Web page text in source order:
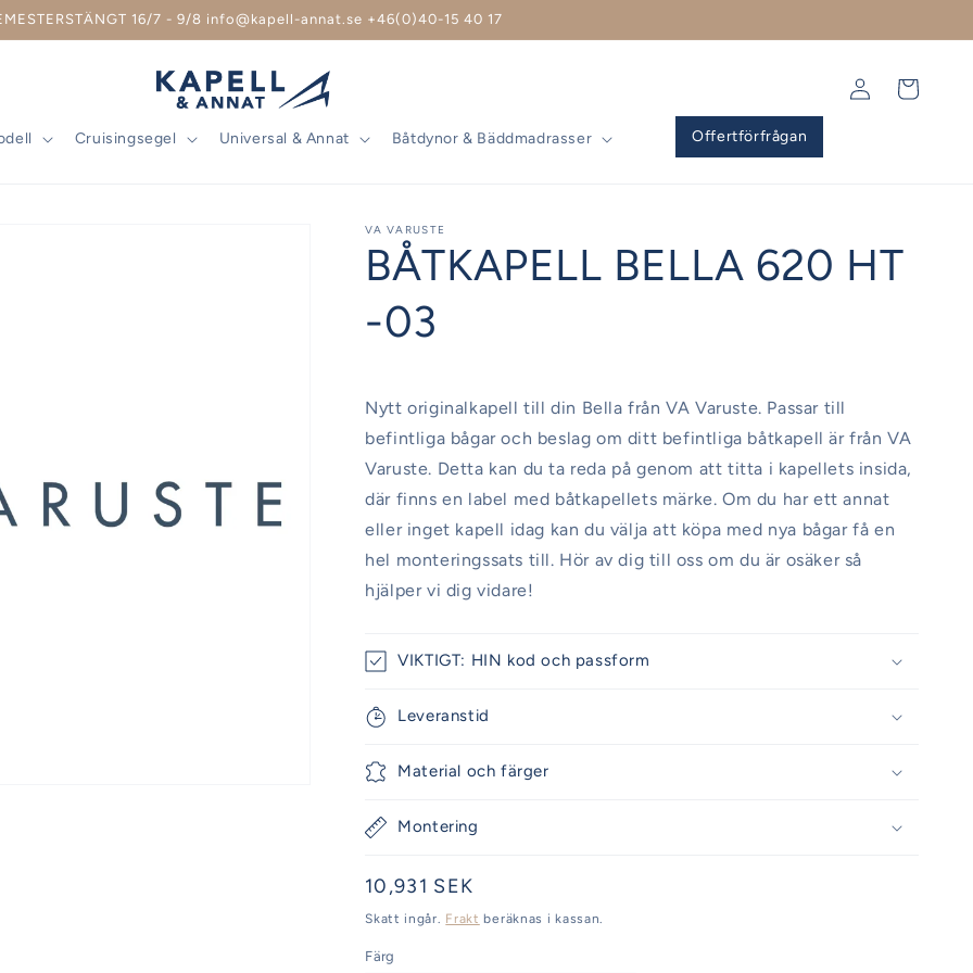
16/7 - 9/8 info@kapell-annat.se +46(0)40-15 40 17
Cruisingsegel Universal & Annat Båtdynor & Bäddmadrasser Offertförfrågan
Logga
Varukorg
VA VARUSTE
BÅTKAPELL BELLA 620 HT
-03
Nytt originalkapell till din Bella från VA Varuste. Passar till
befintliga bågar och beslag om ditt befintliga båtkapell är från VA
Varuste. Detta kan du ta reda på genom att titta i kapellets insida,
där finns en label med båtkapellets märke. Om du har ett annat
eller inget kapell idag kan du välja att köpa med nya bågar få en
hel monteringssats till. Hör av dig till oss om du är osäker så
hjälper vi dig vidare!
VIKTIGT: HIN kod och passform
Leveranstid
Material och färger
Montering
Ordinarie
pris
10,931 SEK
Skatt ingår. Frakt beräknas i kassan.
Färg